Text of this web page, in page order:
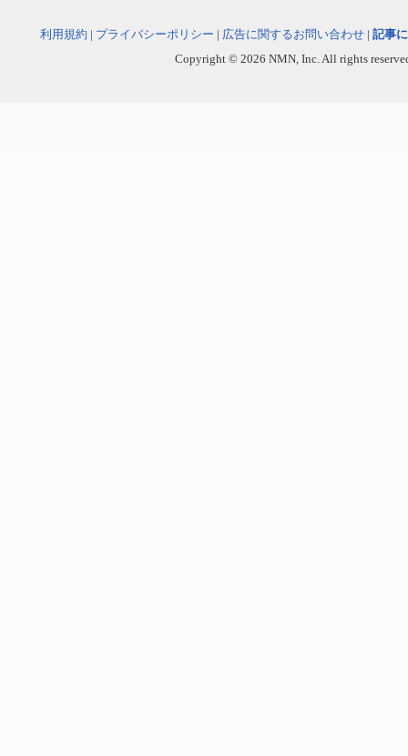
利用規約 | プライバシーポリシー | 広告に関するお問い合わせ | 記事
Copyright © 2026 NMN, Inc. All rights